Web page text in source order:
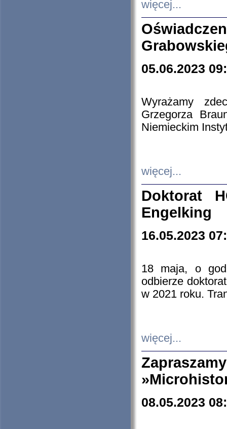
więcej...
05.06.2023
Wyrażamy
Grzegorza
Niemieckim
więcej...
Doktorat
Engelking
16.05.2023
18 maja, o
odbierze
w 2021 roku.
więcej...
08.05.2023